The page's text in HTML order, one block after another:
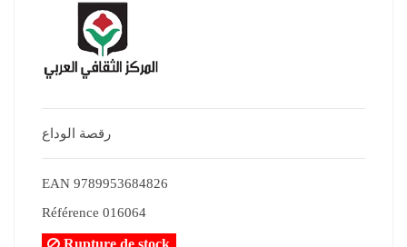
رقصة الوداع
EAN 9789953684826
Référence 016064